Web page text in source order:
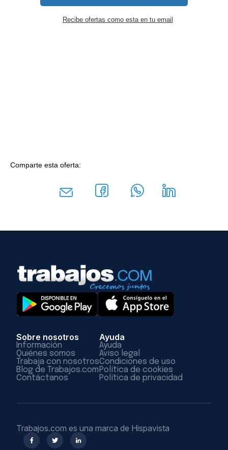
Recibe ofertas como esta en tu email
Comparte esta oferta:
Sobre nosotros
Información
Quiénes somos
Trabaja con nosotros
Blog de Trabajos.com
Contáctanos
Ayuda
Ayuda
Aviso legal
Condiciones de uso
Política de cookies
Política de privacidad
Trabajos.com es una marca de Hispavista